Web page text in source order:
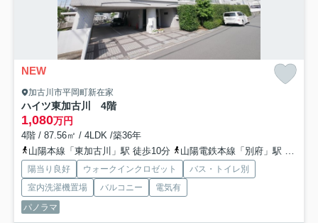
NEW
加古川市平岡町新在家
ハイツ東加古川 4階
1,080万円
4階 / 87.56㎡ / 4LDK /築36年
山陽本線「東加古川」駅 徒歩10分
山陽電鉄本線「別府」駅 徒歩29分
陽当り良好 ウォークインクロゼット
バス・トイレ別
室内洗濯機置場
バルコニー
電気有
パノラマ